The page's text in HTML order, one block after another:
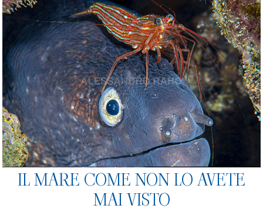
IL MARE COME NON LO AVETE
MAI VISTO